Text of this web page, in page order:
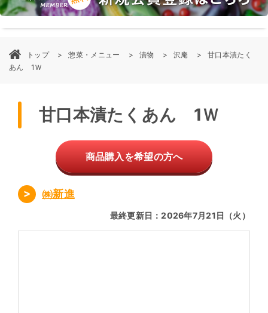
トップ 惣菜・メニュー 漬物 沢庵
甘口本漬たく
あん 1Ｗ
甘口本漬たくあん 1Ｗ
商品購入を希望の方へ
㈱新進
最終更新日：2026年7月21日（火）